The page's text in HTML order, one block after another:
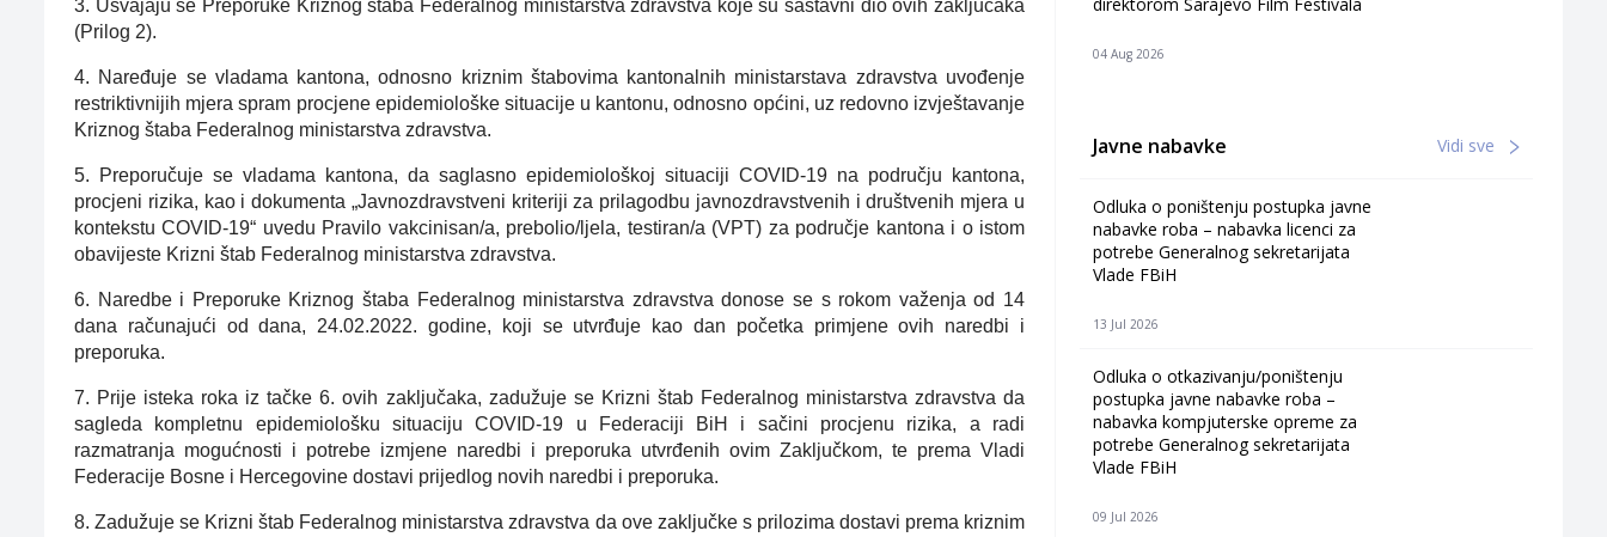
3. Usvajaju se Preporuke Kriznog štaba Federalnog ministarstva zdravstva koje su sastavni dio ovih zaključaka
(Prilog 2).
4. Naređuje se vladama kantona, odnosno kriznim štabovima kantonalnih ministarstava zdravstva uvođenje
restriktivnijih mjera spram procjene epidemiološke situacije u kantonu, odnosno općini, uz redovno izvještavanje
Kriznog štaba Federalnog ministarstva zdravstva.
5. Preporučuje se vladama kantona, da saglasno epidemiološkoj situaciji COVID-19 na području kantona,
procjeni rizika, kao i dokumenta „Javnozdravstveni kriteriji za prilagodbu javnozdravstvenih i društvenih mjera u
kontekstu COVID-19“ uvedu Pravilo vakcinisan/a, prebolio/ljela, testiran/a (VPT) za područje kantona i o istom
obavijeste Krizni štab Federalnog ministarstva zdravstva.
6. Naredbe i Preporuke Kriznog štaba Federalnog ministarstva zdravstva donose se s rokom važenja od 14
dana računajući od dana, 24.02.2022. godine, koji se utvrđuje kao dan početka primjene ovih naredbi i
preporuka.
7. Prije isteka roka iz tačke 6. ovih zaključaka, zadužuje se Krizni štab Federalnog ministarstva zdravstva da
sagleda kompletnu epidemiološku situaciju COVID-19 u Federaciji BiH i sačini procjenu rizika, a radi
razmatranja mogućnosti i potrebe izmjene naredbi i preporuka utvrđenih ovim Zaključkom, te prema Vladi
Federacije Bosne i Hercegovine dostavi prijedlog novih naredbi i preporuka.
8. Zadužuje se Krizni štab Federalnog ministarstva zdravstva da ove zaključke s prilozima dostavi prema kriznim
04 Aug 2026
Javne nabavke Vidi sve
Odluka o poništenju postupka javne
nabavke roba – nabavka licenci za
potrebe Generalnog sekretarijata
Vlade FBiH
13 Jul 2026
Odluka o otkazivanju/poništenju
postupka javne nabavke roba –
nabavka kompjuterske opreme za
potrebe Generalnog sekretarijata
Vlade FBiH
09 Jul 2026